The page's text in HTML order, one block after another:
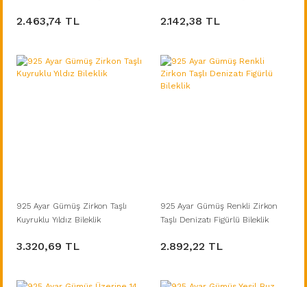
2.463,74 TL 2.142,38 TL
925 Ayar Gümüş Zirkon Taşlı
Kuyruklu Yıldız Bileklik
3.320,69 TL
925 Ayar Gümüş Renkli Zirkon
Taşlı Denizatı Figürlü Bileklik
2.892,22 TL